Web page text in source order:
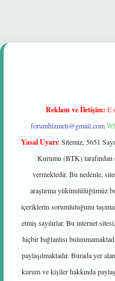
mi
Reklam ve İletişim:
forumhizmeti@gmail.com
Yasal Uyarı: Sitemiz, 5651
Kurumu (BTK) tarafından
vermektedir. Bu nedenle,
araştırma yükümlülüğümüz
içeriklerin sorumluluğunu
etmiş sayılırlar. Bu internet
hiçbir bağlantısı
paylaşılmaktadır. Burada yer
kurum ve kişiler hakkında